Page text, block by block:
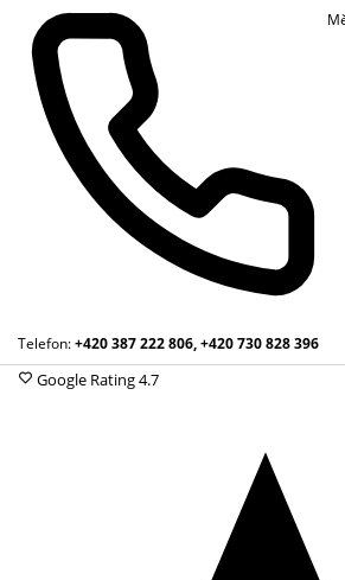
Telefon:+420 387 222 806, +420 730 828 396
Google Rating4.7